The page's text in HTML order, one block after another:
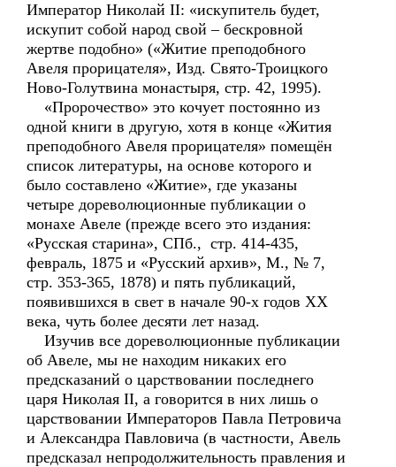
Император Николай II: «искупитель будет,
искупит собой народ свой – бескровной
жертве подобно» («Житие преподобного
Авеля прорицателя», Изд. Свято-Троицкого
Ново-Голутвина монастыря, стр. 42, 1995).
«Пророчество» это кочует постоянно из
одной книги в другую, хотя в конце «Жития
преподобного Авеля прорицателя» помещён
список литературы, на основе которого и
было составлено «Житие», где указаны
четыре дореволюционные публикации о
монахе Авеле (прежде всего это издания:
«Русская старина», СПб., стр. 414-435,
февраль, 1875 и «Русский архив», М., № 7,
стр. 353-365, 1878) и пять публикаций,
появившихся в свет в начале 90-х годов ХХ
века, чуть более десяти лет назад.
Изучив все дореволюционные публикации
об Авеле, мы не находим никаких его
предсказаний о царствовании последнего
царя Николая II, а говорится в них лишь о
царствовании Императоров Павла Петровича
и Александра Павловича (в частности, Авель
предсказал непродолжительность правления и